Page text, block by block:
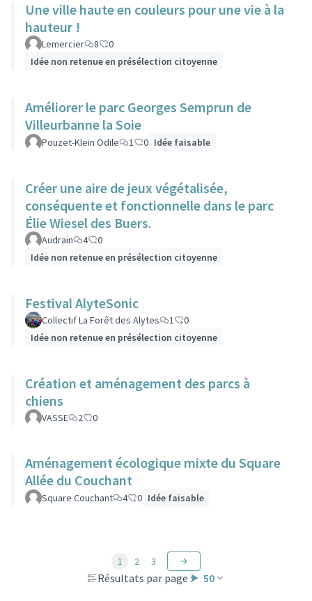
Une ville haute en couleurs pour une vie à la
hauteur !
Lemercier 8
0
Idée non retenue en présélection citoyenne
Améliorer le parc Georges Semprun de
Villeurbanne la Soie
Pouzet-Klein Odile 1 0 Idée faisable
Créer une aire de jeux végétalisée,
conséquente et fonctionnelle dans le parc
Élie Wiesel des Buers.
Audrain 4
0
Idée non retenue en présélection citoyenne
Festival AlyteSonic
Collectif La Forêt des Alytes 1
0
Idée non retenue en présélection citoyenne
Création et aménagement des parcs à
chiens
VASSE 2 0
Aménagement écologique mixte du Square
Allée du Couchant
Square Couchant 4 0 Idée faisable
Résultats par page : 50
1 2 3